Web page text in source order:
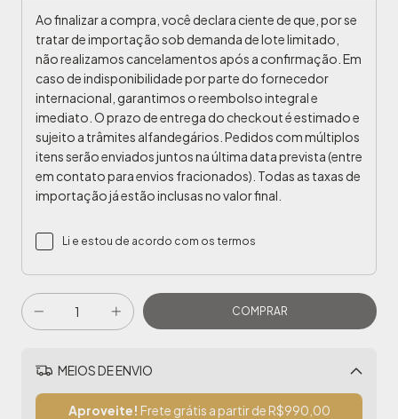
Ao finalizar a compra, você declara ciente de que, por se
tratar de importação sob demanda de lote limitado,
não realizamos cancelamentos após a confirmação. Em
caso de indisponibilidade por parte do fornecedor
internacional, garantimos o reembolso integral e
imediato. O prazo de entrega do checkout é estimado e
sujeito a trâmites alfandegários. Pedidos com múltiplos
itens serão enviados juntos na última data prevista (entre
em contato para envios fracionados). Todas as taxas de
importação já estão inclusas no valor final.
Li e estou de acordo com os termos
MEIOS DE ENVIO
Aproveite! Frete grátis a partir deR$990,00